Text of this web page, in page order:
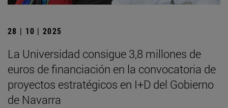
28 | 10 | 2025
La Universidad consigue 3,8 millones de
euros de financiación en la convocatoria de
proyectos estratégicos en I+D del Gobierno
de Navarra